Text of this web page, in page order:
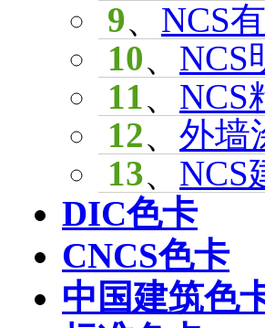
9、 NCS
10、 NCS
11、 NCS
12、 外墙
13、 NCS
DIC色卡
CNCS色卡
中国建筑色